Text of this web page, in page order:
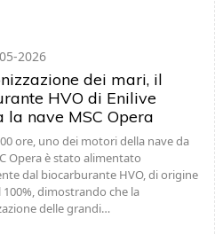
2026
dei mari, il
HVO di Enilive
la nave MSC Opera
ore, uno dei motori della nave da
Opera è stato alimentato
dal biocarburante HVO, di origine
100%, dimostrando che la
delle grandi…